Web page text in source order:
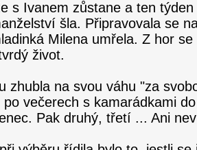
s Ivanem zůstane a ten
šla. Připravovala se
Milena umřela. Z hor
život.
zhubla na svou váhu "za
večerech s kamarádkami
Pak druhý, třetí ... Ani